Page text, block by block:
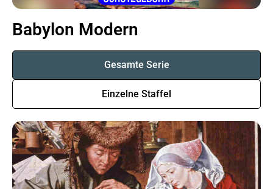
Babylon Modern
Gesamte Serie
Einzelne Staffel